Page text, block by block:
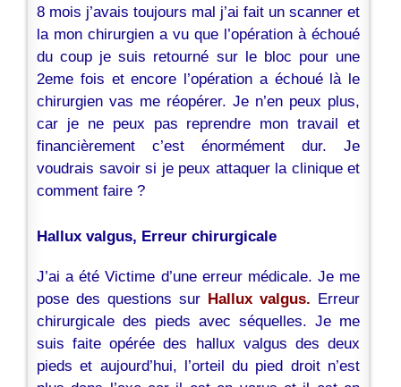
8 mois j’avais toujours mal j’ai fait un scanner et
la mon chirurgien a vu que l’opération à échoué
du coup je suis retourné sur le bloc pour une
2eme fois et encore l’opération a échoué là le
chirurgien vas me réopérer. Je n’en peux plus,
car je ne peux pas reprendre mon travail et
financièrement c’est énormément dur. Je
voudrais savoir si je peux attaquer la clinique et
comment faire ?
Hallux valgus, Erreur chirurgicale
J’ai a été Victime d’une erreur médicale. Je me
pose des questions sur Hallux valgus. Erreur
chirurgicale des pieds avec séquelles. Je me
suis faite opérée des hallux valgus des deux
pieds et aujourd’hui, l’orteil du pied droit n’est